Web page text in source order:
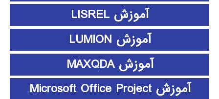
آموزش LISREL
آموزش LUMION
آموزش MAXQDA
آموزش Microsoft Office Project